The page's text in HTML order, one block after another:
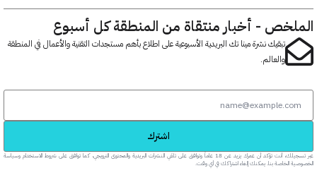
- أخبار منتقاة من المنطقة كل أسبوع
تبقيك نشرة مينا تك البريدية الأسبوعية على اطلاع بأهم مستجدات التقنية والأعمال في المنطقة
والعالم.
عبر تسجيلك، أنت تؤكد أن عمرك يزيد عن 18 عاماً وتوافق على تلقي النشرات البريدية والمحتوى الترويجي، كما توافق على شروط الاستخدام وسياسة
بنا. يمكنك إلغاء اشتراكك في أي وقت.